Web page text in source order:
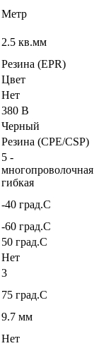
Метр
2.5 кв.мм
Резина (EPR)
Цвет
Нет
380 В
Черный
Резина (CPE/CSP)
5 -
многопроволочная
гибкая
-40 град.C
-60 град.C
50 град.C
Нет
3
75 град.C
9.7 мм
Нет